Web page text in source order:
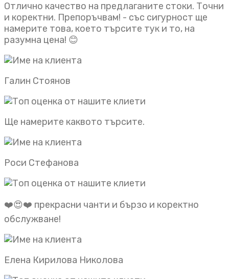
Отлично качество на предлаганите стоки. Точни
и коректни. Препоръчвам! - със сигурност ще
намерите това, което търсите тук и то, на
разумна цена! 😊
Галин Стоянов
Ще намерите каквото търсите.
Роси Стефанова
❤️😍❤️ прекрасни чанти и бързо и коректно
обслужване!
Елена Кирилова Николова